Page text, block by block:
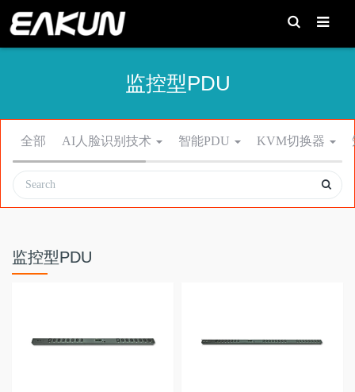
T
o
g
r
h
监控型PDU
全部 AI人脸识别技术 智能PDU KVM切换器
监控型PDU